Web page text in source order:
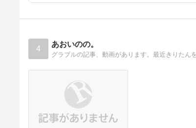
4 あおいのの。
グラブルの記事、動画があります。最近きりたん